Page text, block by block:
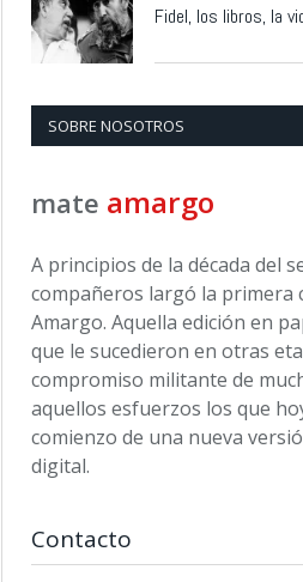
Fidel, los libros, la
SOBRE NOSOTROS
mate amargo
A principios de la década del
compañeros largó la primera
Amargo. Aquella edición en
que le sucedieron en otras
compromiso militante de
aquellos esfuerzos los que
comienzo de una nueva
digital.
Contacto